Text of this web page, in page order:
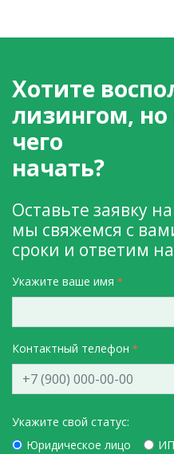
Хотите
лизингом, но
чего
начать?
Оставьте заявку
мы свяжемся с
сроки и ответим
Укажите ваше имя
Контактный телефон
Укажите свой статус:
Юридическое лицо
ИП